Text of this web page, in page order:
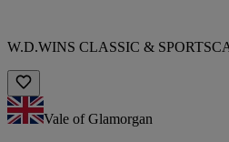
W.D.WINS CLASSIC &
Vale of Glamorgan